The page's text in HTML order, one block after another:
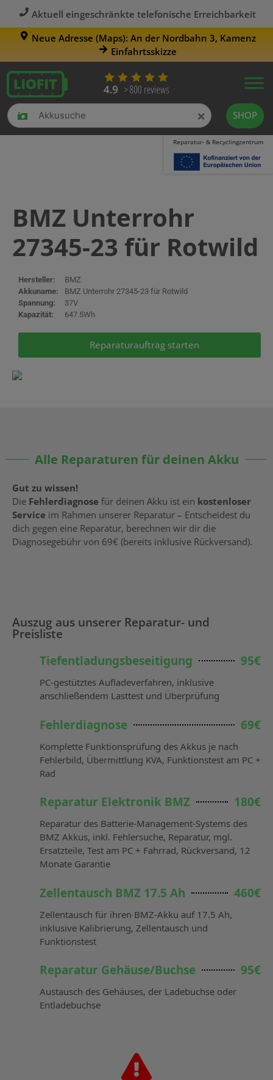
Aktuell eingeschränkte telefonische Erreichbarkeit
Neue Adresse (Maps): An der Nordbahn 3, Kamenz
Einfahrtsskizze
× SHOP
Reparatur- & Recyclingzentrum
BMZ Unterrohr
27345-23 für Rotwild
Hersteller:
BMZ
Akkuname:
BMZ Unterrohr 27345-23 für Rotwild
Spannung:
37V
Kapazität:
647.5Wh
Reparaturauftrag starten
Alle Reparaturen für deinen Akku
Gut zu wissen!
Die Fehlerdiagnose für deinen Akku ist ein kostenloser
Service im Rahmen unserer Reparatur – Entscheidest du
dich gegen eine Reparatur, berechnen wir dir die
Diagnosegebühr von 69€ (bereits inklusive Rückversand).
Auszug aus unserer Reparatur- und
Preisliste
Tiefentladungsbeseitigung
95€
PC-gestütztes Aufladeverfahren, inklusive
anschließendem Lasttest und Überprüfung
Fehlerdiagnose 69€
Komplette Funktionsprüfung des Akkus je nach
Fehlerbild, Übermittlung KVA, Funktionstest am PC +
Rad
Reparatur Elektronik BMZ 180€
Reparatur des Batterie-Management-Systems des
BMZ Akkus, inkl. Fehlersuche, Reparatur, mgl.
Ersatzteile, Test am PC + Fahrrad, Rückversand, 12
Monate Garantie
Zellentausch BMZ 17.5 Ah 460€
Zellentausch für ihren BMZ-Akku auf 17.5 Ah,
inklusive Kalibrierung, Zellentausch und
Funktionstest
Reparatur Gehäuse/Buchse 95€
Austausch des Gehäuses, der Ladebuchse oder
Entladebuchse